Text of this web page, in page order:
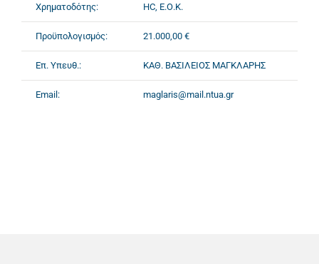
Χρηματοδότης: HC, Ε.Ο.Κ.
Προϋπολογισμός: 21.000,00 €
Επ. Υπευθ.: ΚΑΘ. ΒΑΣΙΛΕΙΟΣ ΜΑΓΚΛΑΡΗΣ
Email: maglaris@mail.ntua.gr